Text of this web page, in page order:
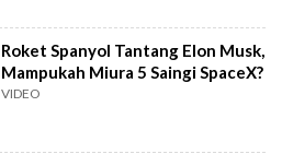
Roket Spanyol Tantang Elon Musk,
Mampukah Miura 5 Saingi SpaceX?
VIDEO